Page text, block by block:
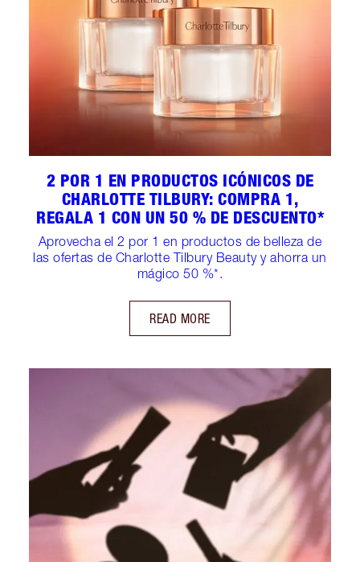
2 POR 1 EN PRODUCTOS ICÓNICOS DE
CHARLOTTE TILBURY: COMPRA 1,
REGALA 1 CON UN 50 % DE DESCUENTO*
Aprovecha el 2 por 1 en productos de belleza de
las ofertas de Charlotte Tilbury Beauty y ahorra un
mágico 50 %*.
READ MORE